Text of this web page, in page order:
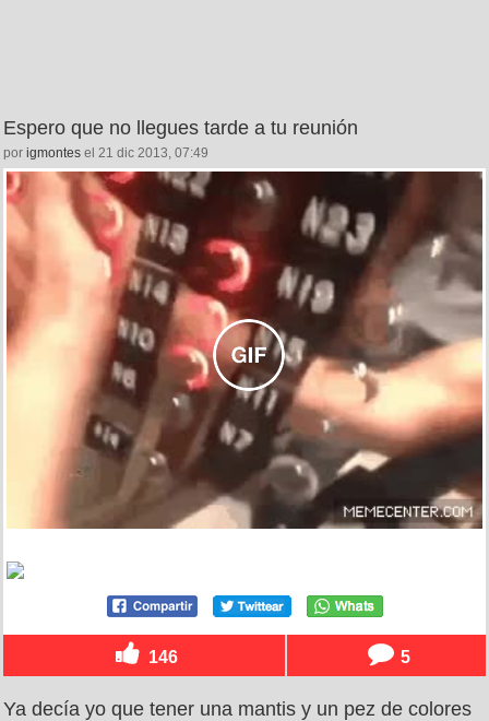
Espero que no llegues tarde a tu reunión
por igmontes el 21 dic 2013, 07:49
146 5
Ya decía yo que tener una mantis y un pez de colores